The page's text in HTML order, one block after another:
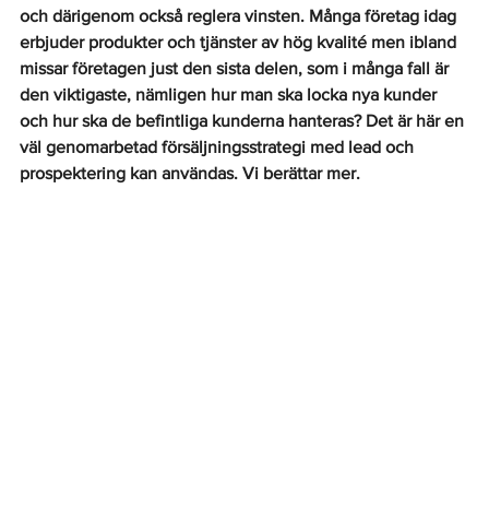
och därigenom också reglera vinsten. Många företag idag
erbjuder produkter och tjänster av hög kvalité men ibland
missar företagen just den sista delen, som i många fall är
den viktigaste, nämligen hur man ska locka nya kunder
och hur ska de befintliga kunderna hanteras? Det är här en
väl genomarbetad försäljningsstrategi med lead och
prospektering kan användas. Vi berättar mer.